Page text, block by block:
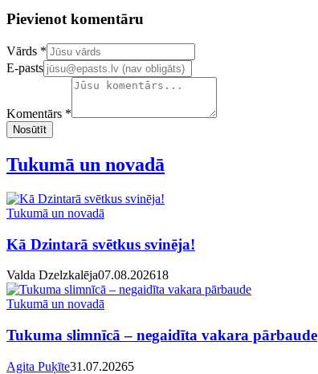
Pievienot komentāru
Confirm your email address
Vārds *
E-pasts
Komentārs *
Nosūtīt
Tukumā un novadā
Tukumā un novadā
Kā Dzintarā svētkus svinēja!
Valda Dzelzkalēja07.08.202618
Tukumā un novadā
Tukuma slimnīcā – negaidīta vakara pārbaude
Agita Puķīte31.07.20265